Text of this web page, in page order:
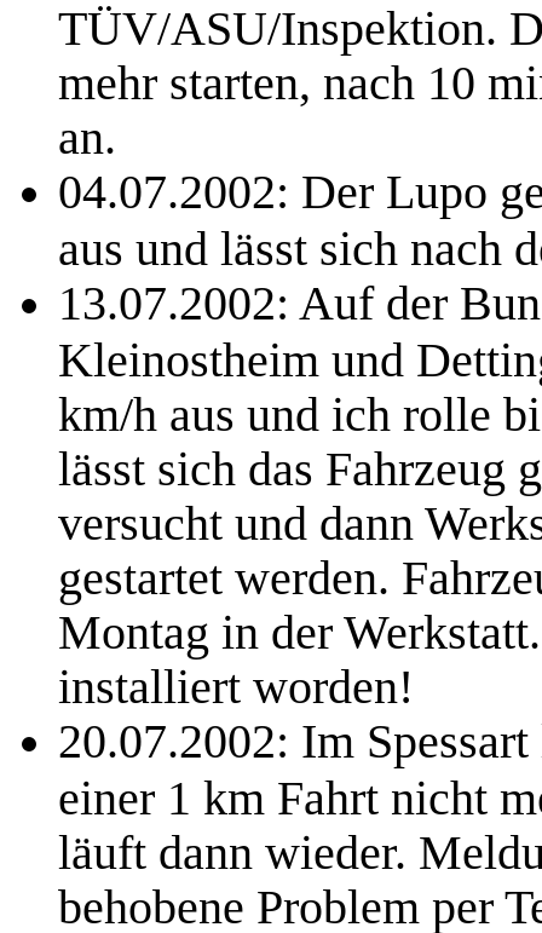
TÜV/ASU/Inspektion.
mehr starten, nach 10
an.
04.07.2002: Der Lupo
aus und lässt sich nach
13.07.2002: Auf der
Kleinostheim und
km/h aus und ich rolle
lässt sich das Fahrzeug
versucht und dann
gestartet werden.
Montag in der
installiert worden!
20.07.2002: Im
einer 1 km Fahrt nicht
läuft dann wieder.
behobene Problem per